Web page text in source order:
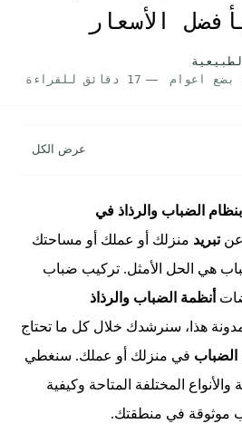
الأسعار
بضع اعوام 17 دقائق للقراءة
بنظام الضباب والرذاذ في
تبريد منزلك أو عملك أو مساحتك
هي الحل الأمثل. تركيب ضباب
أنظمة الضباب والرذاذ
هذا، سنرشدك خلال كل ما تحتاج
الضباب في منزلك أو عملك. سنغطي
المختلفة المتاحة وكيفية
موثوقة في منطقتك.